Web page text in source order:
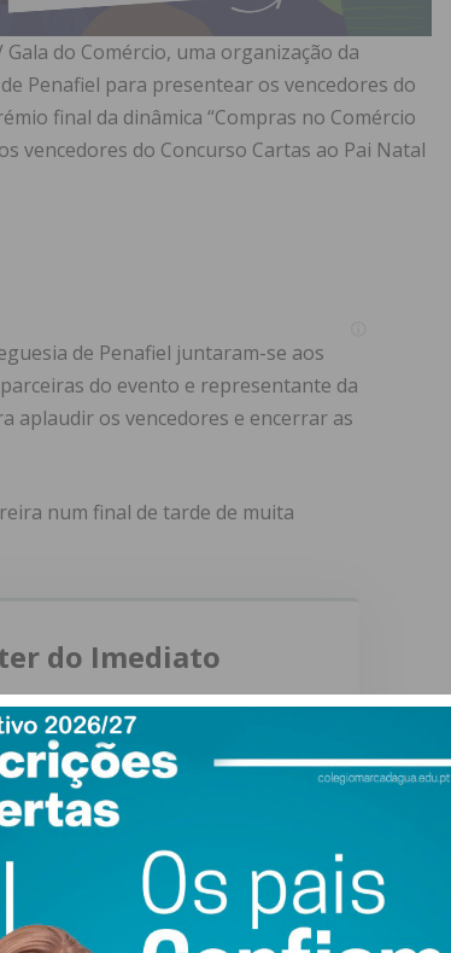
do Comércio, uma organização da
Penafiel para presentear os vencedores do
final da dinâmica “Compras no Comércio
vencedores do Concurso Cartas ao Pai Natal
de Penafiel juntaram-se aos
do evento e representante da
aplaudir os vencedores e encerrar as
num final de tarde de muita
do Imediato
de forma regular a informação
termos e condições